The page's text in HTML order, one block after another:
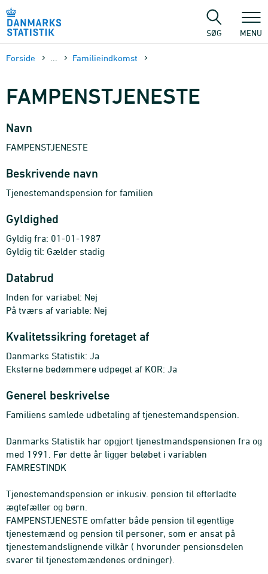
sidens
SØG MENU
Forside Familieindkomst
FAMPENSTJENESTE
Navn
FAMPENSTJENESTE
Beskrivende navn
Tjenestemandspension for familien
Gyldighed
Gyldig fra: 01-01-1987
Gyldig til: Gælder stadig
Databrud
Inden for variabel: Nej
På tværs af variable: Nej
Kvalitetssikring foretaget af
Danmarks Statistik: Ja
Eksterne bedømmere udpeget af KOR: Ja
Generel beskrivelse
Familiens samlede udbetaling af tjenestemandspension.
Danmarks Statistik har opgjort tjenestmandspensionen fra og
med 1991. Før dette år ligger beløbet i variablen
FAMRESTINDK
Tjenestemandspension er inkusiv. pension til efterladte
ægtefæller og børn.
FAMPENSTJENESTE omfatter både pension til egentlige
tjenestemænd og pension til personer, som er ansat på
tjenestemandslignende vilkår ( hvorunder pensionsdelen
svarer til tjenestemændenes ordninger).